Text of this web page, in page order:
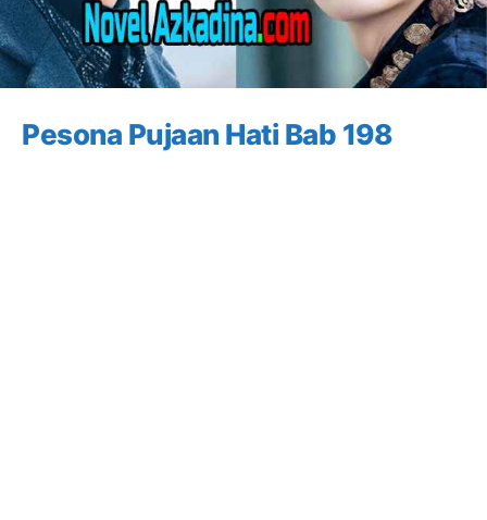
Pesona Pujaan Hati Bab 198